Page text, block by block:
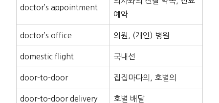
doctor’s appointment
예약
doctor’s office 의원, (개인) 병원
domestic flight 국내선
door-to-door 집집마다의, 호별의
door-to-door delivery 호별 배달